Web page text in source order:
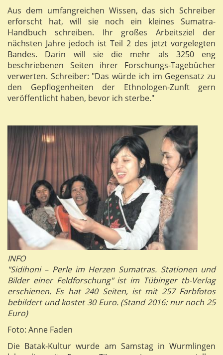
Aus dem umfangreichen Wissen, das sich Schreiber
erforscht hat, will sie noch ein kleines Sumatra-
Handbuch schreiben. Ihr großes Arbeitsziel der
nächsten Jahre jedoch ist Teil 2 des jetzt vorgelegten
Bandes. Darin will sie die mehr als 3250 eng
beschriebenen Seiten ihrer Forschungs-Tagebücher
verwerten. Schreiber: "Das würde ich im Gegensatz zu
den Gepflogenheiten der Ethnologen-Zunft gern
veröffentlicht haben, bevor ich sterbe."
INFO
"Sidihoni – Perle im Herzen Sumatras. Stationen und
Bilder einer Feldforschung" ist im Tübinger tb-Verlag
erschienen. Es hat 240 Seiten, ist mit 257 Farbfotos
bebildert und kostet 30 Euro. (Stand 2016: nur noch 25
Euro)
Foto: Anne Faden
Die Batak-Kultur wurde am Samstag in Wurmlingen